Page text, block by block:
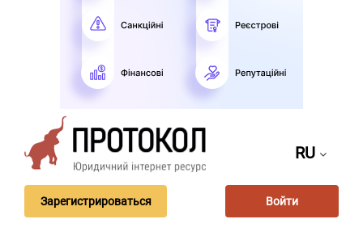
RU
Зарегистрироваться Войти